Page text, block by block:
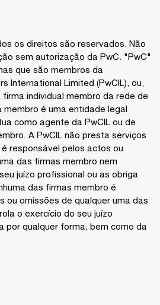
os direitos são reservados. Não
sem autorização da PwC. "PwC"
que são membros da
International Limited (PwCIL), ou,
individual membro da rede de
membro é uma entidade legal
como agente da PwCIL ou de
A PwCIL não presta serviços
responsável pelos actos ou
das firmas membro nem
juízo profissional ou as obriga
das firmas membro é
ou omissões de qualquer uma das
o exercício do seu juízo
por qualquer forma, bem como da